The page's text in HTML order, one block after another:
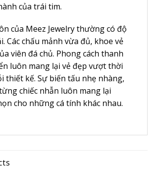
của trái tim.
của Meez Jewelry thường có độ
Các chấu mảnh vừa đủ, khoe vẻ
viên đá chủ. Phong cách thanh
luôn mang lại vẻ đẹp vượt thời
thiết kế. Sự biến tấu nhẹ nhàng,
chiếc nhẫn luôn mang lại
cho những cá tính khác nhau.